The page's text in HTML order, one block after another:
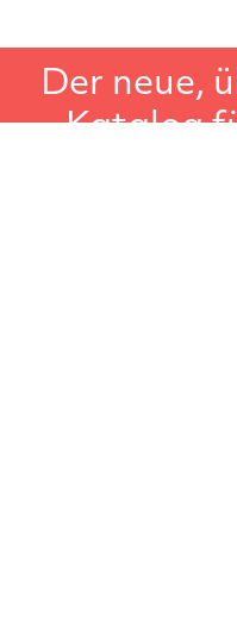
Der neue,
Katalog